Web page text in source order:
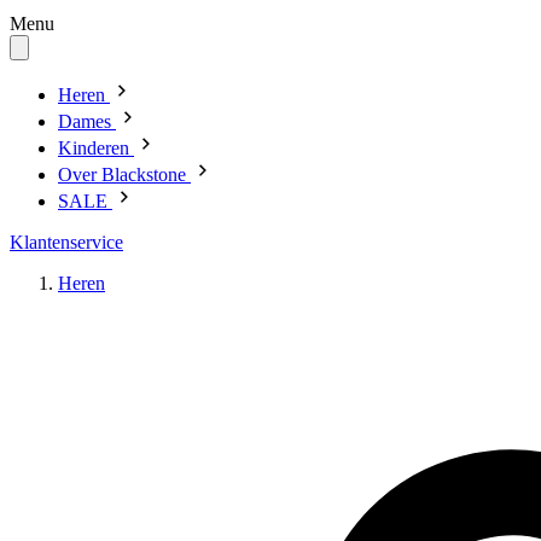
Menu
Heren
Dames
Kinderen
Over Blackstone
SALE
Klantenservice
Heren